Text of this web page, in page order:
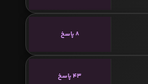
8 پاسخ
43 پاسخ